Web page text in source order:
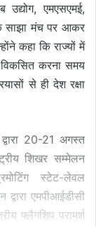
उद्योग, एमएसएमई,
साझा मंच पर आकर
कहा कि राज्यों में
करना समय
से ही देश रक्षा
द्वारा 20-21 अगस्त
शिखर सम्मेलन
स्टेट-लेवल
एमपीआईडीसी
फ्लैगशिप परामर्श